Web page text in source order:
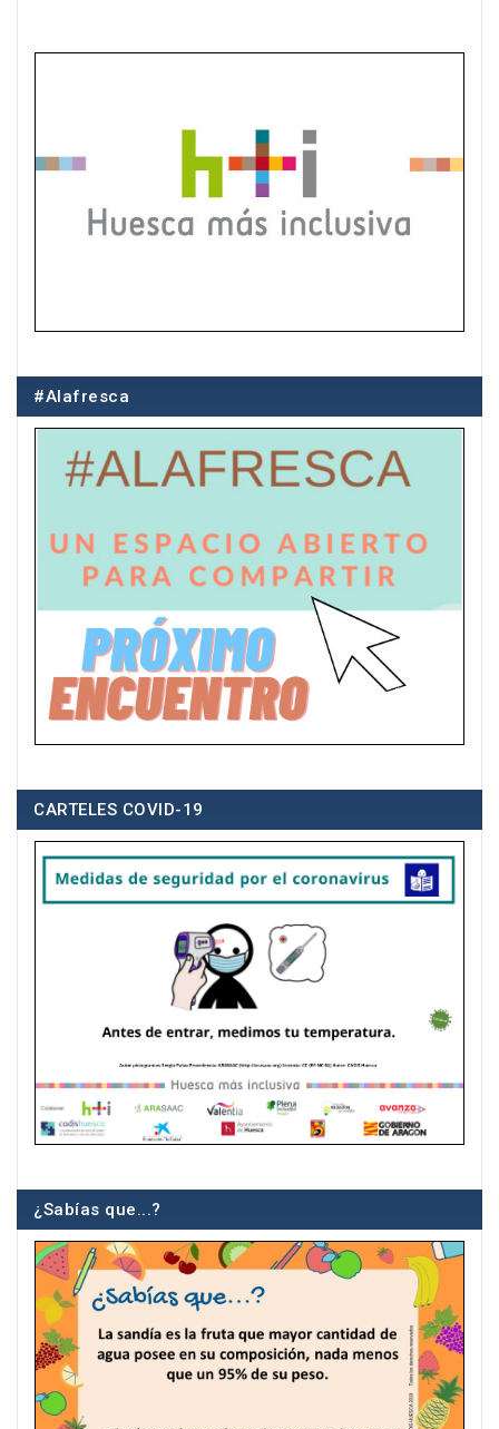
#Alafresca
CARTELES COVID-19
¿Sabías que...?